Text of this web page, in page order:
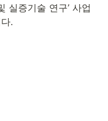
실증기술 연구’ 사업
.